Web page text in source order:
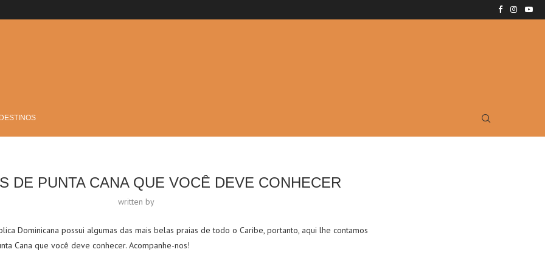
DE PUNTA CANA QUE VOCÊ DEVE CONHECER
written by
Dominicana possui algumas das mais belas praias de todo o Caribe, portanto, aqui lhe contamos
Cana que você deve conhecer. Acompanhe-nos!